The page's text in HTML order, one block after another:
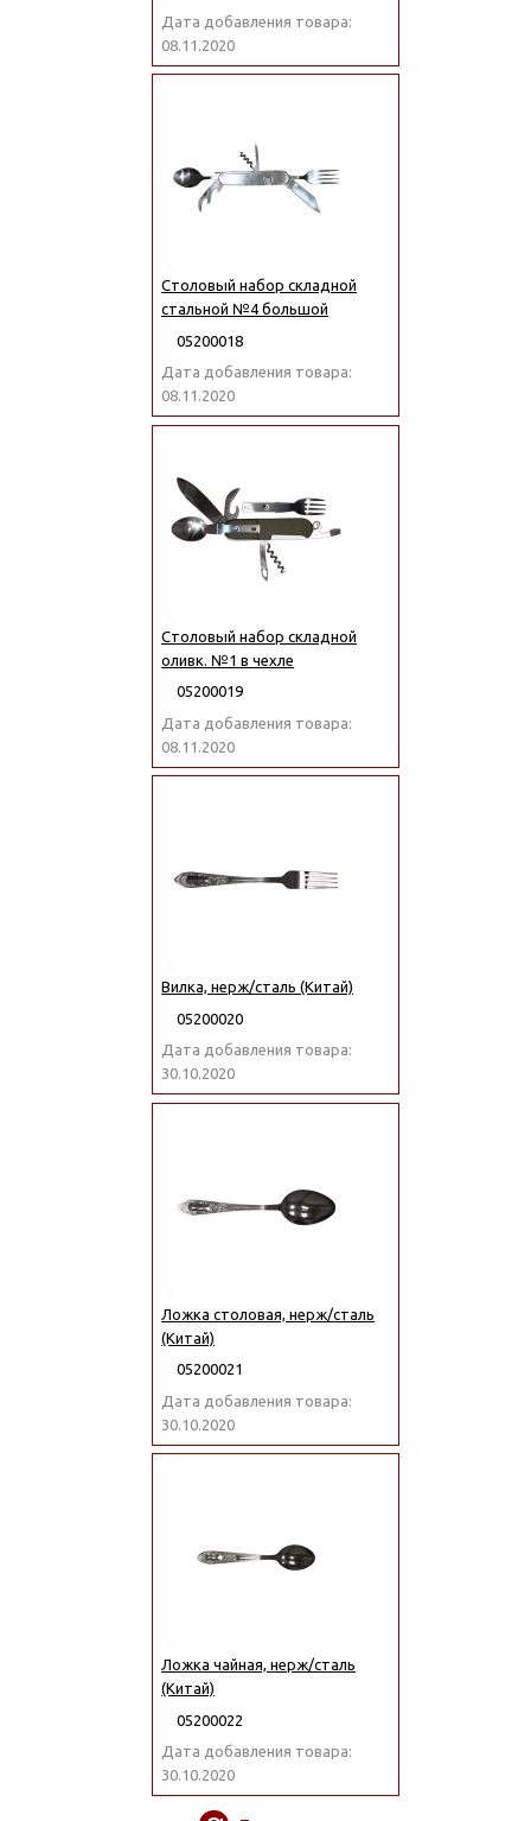
Дата добавления товара:
08.11.2020
Столовый набор складной
стальной №4 большой
05200018
Дата добавления товара:
08.11.2020
Столовый набор складной
оливк. №1 в чехле
05200019
Дата добавления товара:
08.11.2020
Вилка, нерж/сталь (Китай)
05200020
Дата добавления товара:
30.10.2020
Ложка столовая, нерж/сталь
(Китай)
05200021
Дата добавления товара:
30.10.2020
Ложка чайная, нерж/сталь
(Китай)
05200022
Дата добавления товара:
30.10.2020